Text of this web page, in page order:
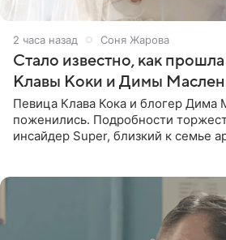
2 часа назад Соня Жарова
Стало известно, как прошла
Клавы Коки и Димы
Певица Клава Кока и блогер Дима
поженились. Подробности
инсайдер Super, близкий к семье